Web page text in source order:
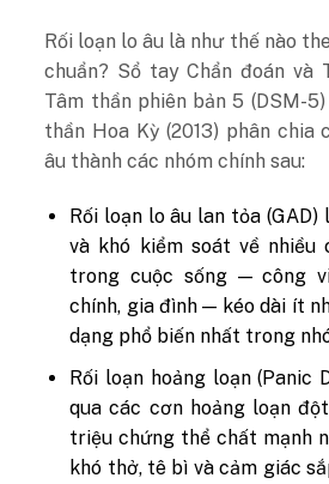
Rối loạn lo âu là như thế nào
chuẩn? Sổ tay Chẩn đoán và
Tâm thần phiên bản 5 (DSM-
thần Hoa Kỳ (2013) phân chia
âu thành các nhóm chính sau:
Rối loạn lo âu lan tỏa
và khó kiểm soát về nhiều
trong cuộc sống — công
chính, gia đình — kéo dài ít
dạng phổ biến nhất trong
Rối loạn hoảng loạn (Panic
qua các cơn hoảng loạn
triệu chứng thể chất mạnh
khó thở, tê bì và cảm giác